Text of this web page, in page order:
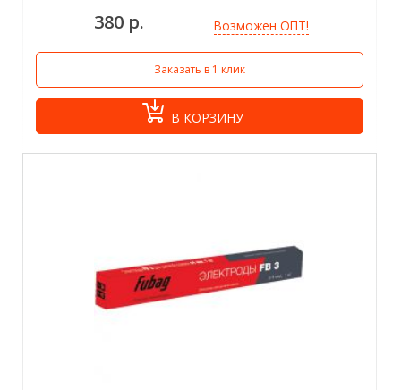
380 р. Возможен ОПТ!
Заказать в 1 клик
В КОРЗИНУ